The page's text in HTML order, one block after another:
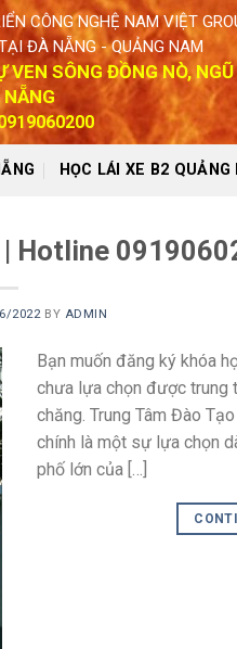
CÔNG NGHỆ NAM VIỆT
ĐÀ NẴNG - QUẢNG NAM
SÔNG ĐỒNG NÒ,
HỌC LÁI XE B2 QUẢNG
Hotline
2022BY ADMIN
Bạn muốn đăng ký khóa
chưa lựa chọn được trung
chăng. Trung Tâm Đào
chính là một sự lựa chọn
phố lớn của […]